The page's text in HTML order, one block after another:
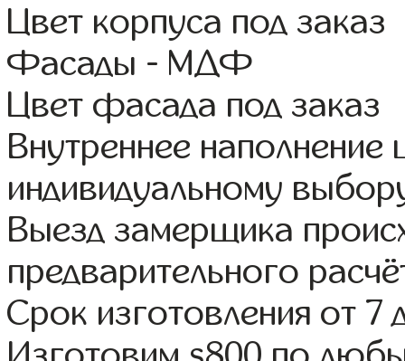
Цвет корпуса под заказ
Фасады - МДФ
Цвет фасада под заказ
Внутреннее
индивидуальному
Выезд замерщика
предварительного
Срок изготовления от 7